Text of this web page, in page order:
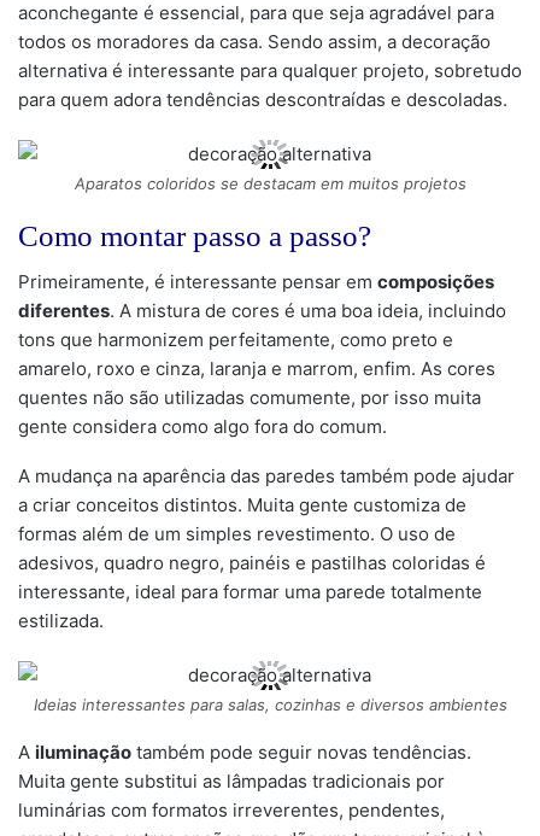
aconchegante é essencial, para que seja agradável para
todos os moradores da casa. Sendo assim, a decoração
alternativa é interessante para qualquer projeto, sobretudo
para quem adora tendências descontraídas e descoladas.
Aparatos coloridos se destacam em muitos projetos
Como montar passo a passo?
Primeiramente, é interessante pensar em composições
diferentes. A mistura de cores é uma boa ideia, incluindo
tons que harmonizem perfeitamente, como preto e
amarelo, roxo e cinza, laranja e marrom, enfim. As cores
quentes não são utilizadas comumente, por isso muita
gente considera como algo fora do comum.
A mudança na aparência das paredes também pode ajudar
a criar conceitos distintos. Muita gente customiza de
formas além de um simples revestimento. O uso de
adesivos, quadro negro, painéis e pastilhas coloridas é
interessante, ideal para formar uma parede totalmente
estilizada.
Ideias interessantes para salas, cozinhas e diversos ambientes
A iluminação também pode seguir novas tendências.
Muita gente substitui as lâmpadas tradicionais por
luminárias com formatos irreverentes, pendentes,